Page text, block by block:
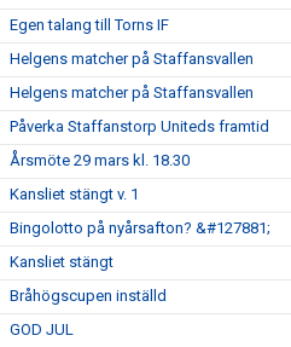
Egen talang till Torns IF
Helgens matcher på Staffansvallen
Helgens matcher på Staffansvallen
Påverka Staffanstorp Uniteds framtid
Årsmöte 29 mars kl. 18.30
Kansliet stängt v. 1
Bingolotto på nyårsafton? &#127881;
Kansliet stängt
Bråhögscupen inställd
GOD JUL